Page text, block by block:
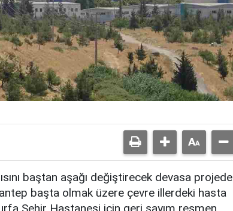
baştan aşağı değiştirecek devasa projede
başta olmak üzere çevre illerdeki hasta